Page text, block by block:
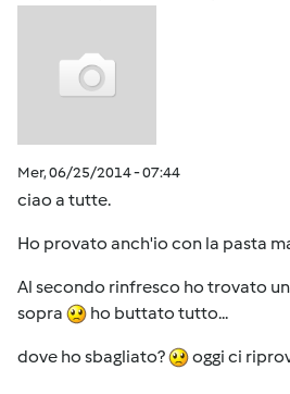
Mer, 06/25/2014 - 07:44
ciao a tutte.
Ho provato anch'io con la pasta
Al secondo rinfresco ho trovato
sopra
ho buttato tutto...
dove ho sbagliato? oggi ci